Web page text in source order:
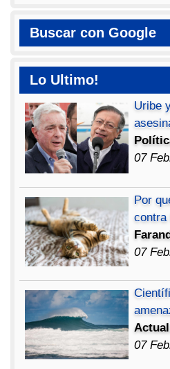
Buscar con Google
Lo Ultimo!
Uribe
07
Por
contra
07
07